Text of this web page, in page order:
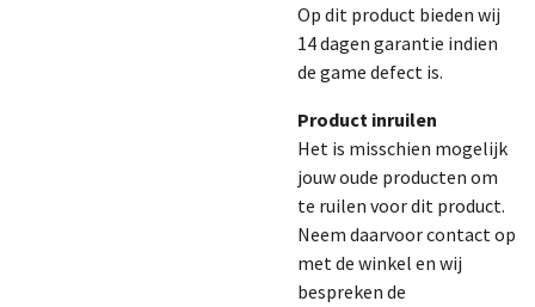
Op dit product bieden wij
14 dagen garantie indien
de game defect is.
Product inruilen
Het is misschien mogelijk
jouw oude producten om
te ruilen voor dit product.
Neem daarvoor contact op
met de winkel en wij
bespreken de